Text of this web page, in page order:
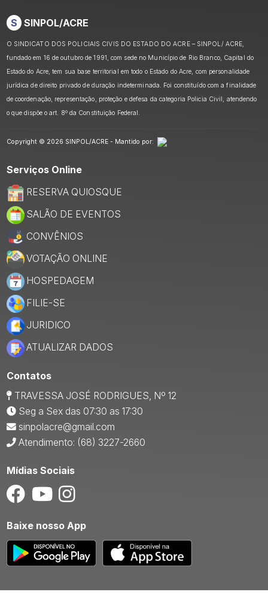
S SINPOL/ACRE
O SINDICATO DOS POLICIAIS CIVIS DO ESTADO DO ACRE – SINPOL/ ACRE,
fundado em 16 de outubro de 1991, com sede no Município de Rio Branco, Capital do
Estado do Acre, tem sua base territorial em todo o Estado do Acre, com personalidade
jurídica de direito privado de duração indeterminada. Foi constituído com a finalidade
de coordenação, representação, proteção e defesa da categoria Policia Civil, atendendo
o que dispõe o art. 8º da Constituição Federal.
Copyright © 2026 SINPOL/ACRE - Mantido por:
Serviços Online
RESERVA QUIOSQUE
SALÃO DE EVENTOS
CONVÊNIOS
VOTAÇÃO ONLINE
HOSPEDAGEM
FILIE-SE
JURIDICO
ATUALIZAR DADOS
Contatos
TRAVESSA JOSÉ RODRIGUES, Nº 12
Seg a Sex das 07:30 as 17:30
sinpolacre@gmail.com
Atendimento: (68) 3227-2660
Mídias Sociais
Baixe nosso App